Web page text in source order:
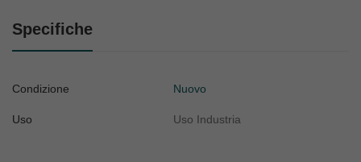
Specifiche
Condizione Nuovo
Uso Uso Industria